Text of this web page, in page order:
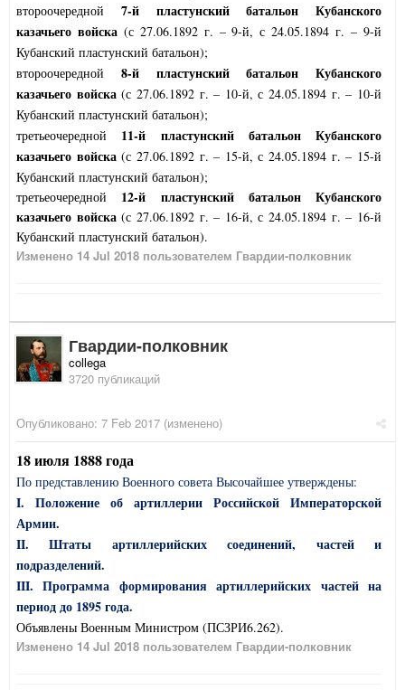
второочередной 7-й пластунский батальон Кубанского
казачьего войска(с 27.06.1892 г. – 9-й, с 24.05.1894 г. – 9-й
Кубанский пластунский батальон);
второочередной 8-й пластунский батальон Кубанского
казачьего войска(с 27.06.1892 г. – 10-й, с 24.05.1894 г. – 10-й
Кубанский пластунский батальон);
третьеочередной 11-й пластунский батальон Кубанского
казачьего войска(с 27.06.1892 г. – 15-й, с 24.05.1894 г. – 15-й
Кубанский пластунский батальон);
третьеочередной 12-й пластунский батальон Кубанского
казачьего войска(с 27.06.1892 г. – 16-й, с 24.05.1894 г. – 16-й
Кубанский пластунский батальон).
Изменено 14 Jul 2018 пользователем Гвардии-полковник
Гвардии-полковник
collega
3720 публикаций
Опубликовано: 7 Feb 2017 (изменено)
18 июля 1888 года
По представлению Военного совета Высочайшее утверждены:
I. Положение об артиллерии Российской Императорской
Армии.
II. Штаты артиллерийских соединений, частей и
подразделений.
III. Программа формирования артиллерийских частей на
период до 1895 года.
Объявлены Военным Министром (ПСЗРИ6.262).
Изменено 14 Jul 2018 пользователем Гвардии-полковник